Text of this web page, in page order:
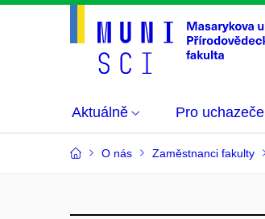
Aktuálně Pro uchazeče
O nás Zaměstnanci fakulty